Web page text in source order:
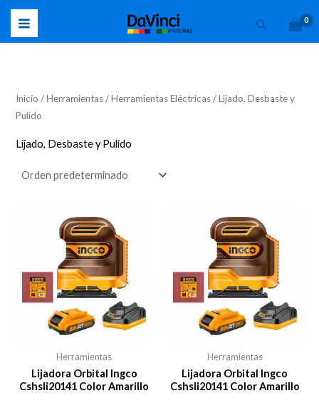
Buscar
Inicio /Herramientas/Herramientas Eléctricas/ Lijado, Desbaste y
Pulido
Lijado, Desbaste y Pulido
Herramientas
Lijadora Orbital Ingco
Cshsli20141 Color Amarillo
Herramientas
Lijadora Orbital Ingco
Cshsli20141 Color Amarillo